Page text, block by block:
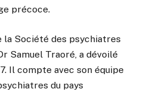
précoce.
la Société des psychiatres
Samuel Traoré, a dévoilé
Il compte avec son équipe
du pays